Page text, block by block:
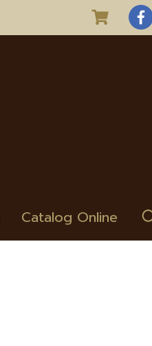
Catalog Online